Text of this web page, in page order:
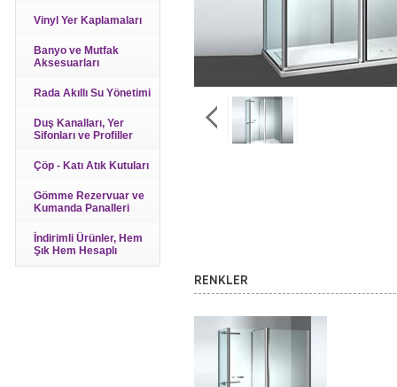
Vinyl Yer Kaplamaları
Banyo ve Mutfak
Aksesuarları
Rada Akıllı Su Yönetimi
Duş Kanalları, Yer
Sifonları ve Profiller
Çöp - Katı Atık Kutuları
Gömme Rezervuar ve
Kumanda Panalleri
İndirimli Ürünler, Hem
Şık Hem Hesaplı
RENKLER